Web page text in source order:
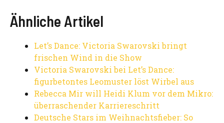
Ähnliche Artikel
Let’s Dance: Victoria Swarovski bringt
frischen Wind in die Show
Victoria Swarovski bei Let’s Dance:
figurbetontes Leomuster löst Wirbel aus
Rebecca Mir will Heidi Klum vor dem Mikro:
überraschender Karriereschritt
Deutsche Stars im Weihnachtsfieber: So